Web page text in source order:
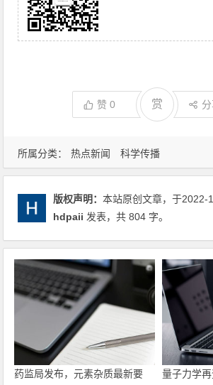
所属分类： 热点新闻 科学传播
赞0 赏
版权声明：本站原创文章，于2022-
hdpaii 发表，共 804 字。
药监局发布，元素杂质最新要
量子力学